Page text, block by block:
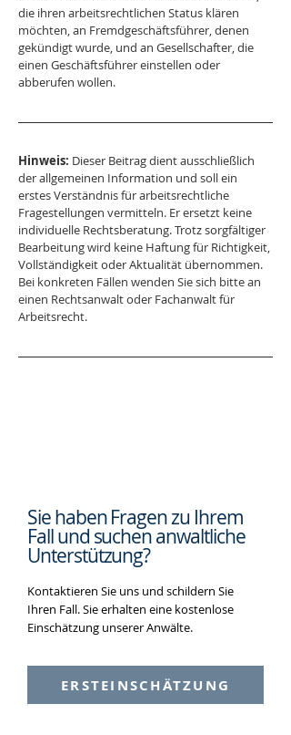
die ihren arbeitsrechtlichen Status klären
möchten, an Fremdgeschäftsführer, denen
gekündigt wurde, und an Gesellschafter, die
einen Geschäftsführer einstellen oder
abberufen wollen.
Hinweis: Dieser Beitrag dient ausschließlich
der allgemeinen Information und soll ein
erstes Verständnis für arbeitsrechtliche
Fragestellungen vermitteln. Er ersetzt keine
individuelle Rechtsberatung. Trotz sorgfältiger
Bearbeitung wird keine Haftung für Richtigkeit,
Vollständigkeit oder Aktualität übernommen.
Bei konkreten Fällen wenden Sie sich bitte an
einen Rechtsanwalt oder Fachanwalt für
Arbeitsrecht.
Sie haben Fragen zu Ihrem
Fall und suchenanwaltliche
Unterstützung?
Kontaktieren Sie uns und schildern Sie
Ihren Fall. Sie erhalten eine kostenlose
Einschätzung unserer Anwälte.
ERSTEINSCHÄTZUNG